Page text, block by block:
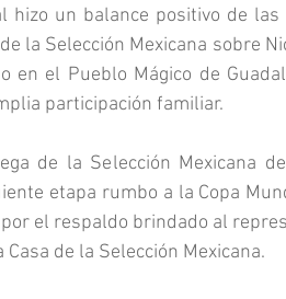
hizo un balance positivo de
la Selección Mexicana sobre
en el Pueblo Mágico de
participación familiar.
de la Selección Mexicana
etapa rumbo a la Copa
el respaldo brindado al
de la Selección Mexicana.